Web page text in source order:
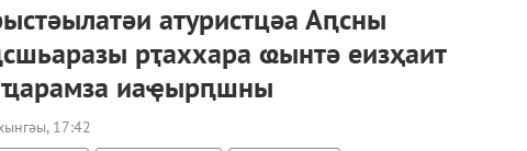
атуристцәа Аԥсны
рҭаххара ҩынтә еизҳаит
иаҿырԥшны
17:42